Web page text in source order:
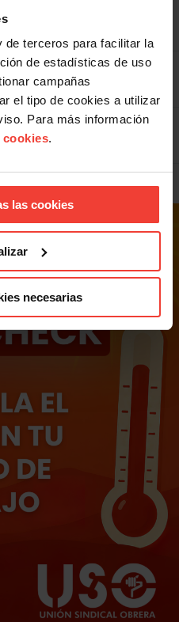
terceros para facilitar la
de estadísticas de uso
campañas
el tipo de cookies a utilizar
Para más información
.
las cookies
necesarias
a AGE, Seguridad Social y